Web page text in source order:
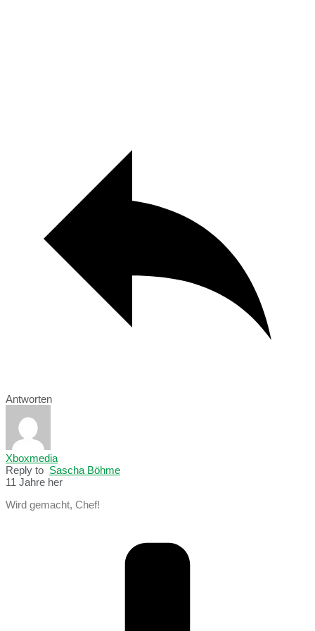
Antworten
Xboxmedia
Reply to Sascha Böhme
11 Jahre her
Wird gemacht, Chef!